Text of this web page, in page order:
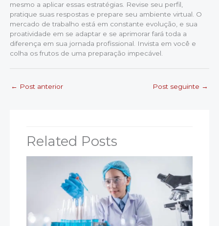
mesmo a aplicar essas estratégias. Revise seu perfil,
pratique suas respostas e prepare seu ambiente virtual. O
mercado de trabalho está em constante evolução, e sua
proatividade em se adaptar e se aprimorar fará toda a
diferença em sua jornada profissional. Invista em você e
colha os frutos de uma preparação impecável.
← Post anterior Post seguinte →
Related Posts